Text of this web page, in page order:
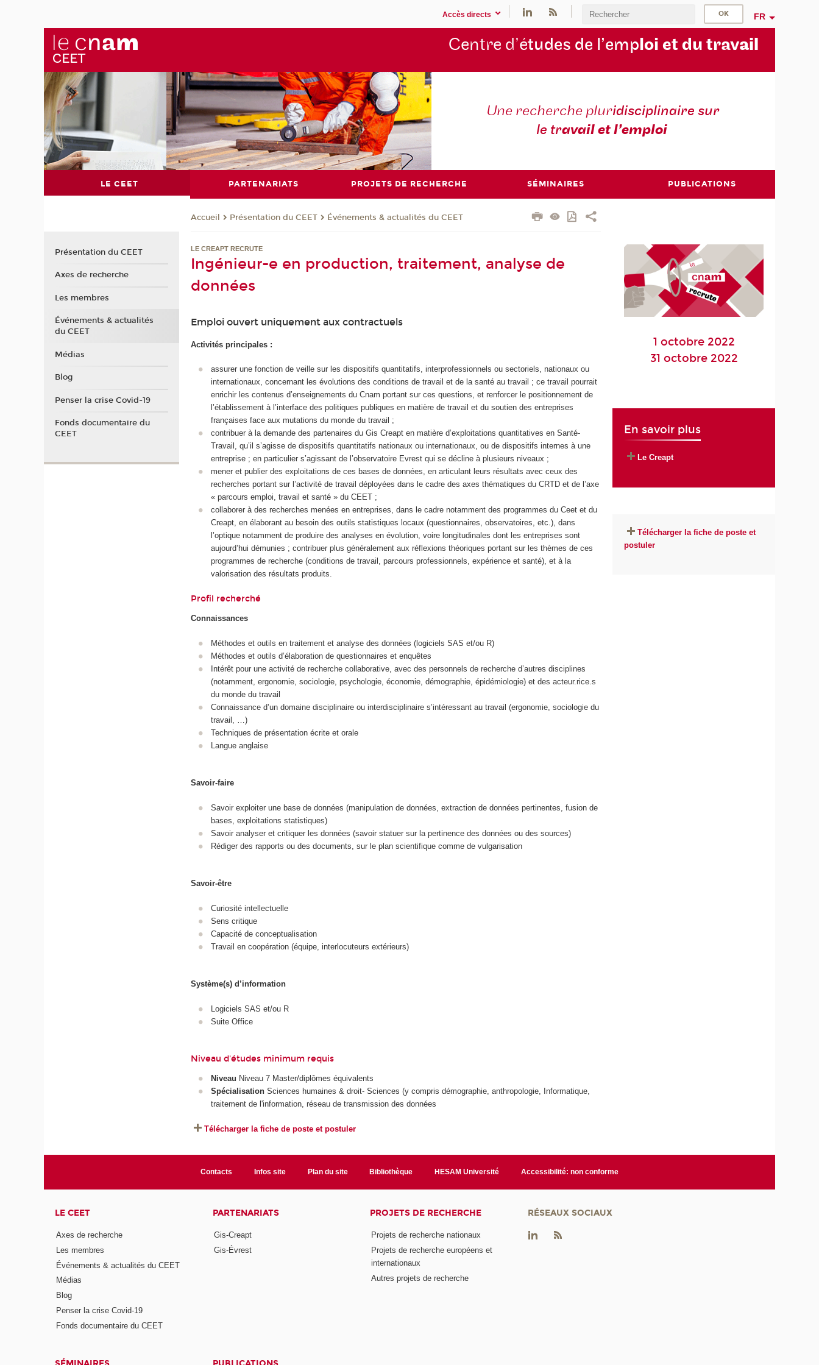
Accès directs FR
Centre d’études de l’emploi et du travail
Une recherche pluridisciplinaire sur
le travail et l’emploi
LE CEET PARTENARIATS PROJETS DE RECHERCHE SÉMINAIRES PUBLICATIONS
Accueil Présentation du CEET Événements & actualités du CEET
LE CREAPT RECRUTE
Ingénieur-e en production, traitement, analyse de
données
Emploi ouvert uniquement aux contractuels
Activités principales :
assurer une fonction de veille sur les dispositifs quantitatifs, interprofessionnels ou sectoriels, nationaux ou
internationaux, concernant les évolutions des conditions de travail et de la santé au travail ; ce travail pourrait
enrichir les contenus d’enseignements du Cnam portant sur ces questions, et renforcer le positionnement de
l’établissement à l’interface des politiques publiques en matière de travail et du soutien des entreprises
françaises face aux mutations du monde du travail ;
contribuer à la demande des partenaires du Gis Creapt en matière d’exploitations quantitatives en Santé-
Travail, qu’il s’agisse de dispositifs quantitatifs nationaux ou internationaux, ou de dispositifs internes à une
entreprise ; en particulier s’agissant de l’observatoire Evrest qui se décline à plusieurs niveaux ;
mener et publier des exploitations de ces bases de données, en articulant leurs résultats avec ceux des
recherches portant sur l’activité de travail déployées dans le cadre des axes thématiques du CRTD et de l’axe
« parcours emploi, travail et santé » du CEET ;
collaborer à des recherches menées en entreprises, dans le cadre notamment des programmes du Ceet et du
Creapt, en élaborant au besoin des outils statistiques locaux (questionnaires, observatoires, etc.), dans
l’optique notamment de produire des analyses en évolution, voire longitudinales dont les entreprises sont
aujourd’hui démunies ; contribuer plus généralement aux réflexions théoriques portant sur les thèmes de ces
programmes de recherche (conditions de travail, parcours professionnels, expérience et santé), et à la
valorisation des résultats produits.
Profil recherché
Connaissances
Méthodes et outils en traitement et analyse des données (logiciels SAS et/ou R)
Méthodes et outils d’élaboration de questionnaires et enquêtes
Intérêt pour une activité de recherche collaborative, avec des personnels de recherche d’autres disciplines
(notamment, ergonomie, sociologie, psychologie, économie, démographie, épidémiologie) et des acteur.rice.s
du monde du travail
Connaissance d’un domaine disciplinaire ou interdisciplinaire s’intéressant au travail (ergonomie, sociologie du
travail, …)
Techniques de présentation écrite et orale
Langue anglaise
Savoir-faire
Savoir exploiter une base de données (manipulation de données, extraction de données pertinentes, fusion de
bases, exploitations statistiques)
Savoir analyser et critiquer les données (savoir statuer sur la pertinence des données ou des sources)
Rédiger des rapports ou des documents, sur le plan scientifique comme de vulgarisation
Savoir-être
Curiosité intellectuelle
Sens critique
Capacité de conceptualisation
Travail en coopération (équipe, interlocuteurs extérieurs)
Système(s) d’information
Logiciels SAS et/ou R
Suite Office
Niveau d'études minimum requis
Niveau Niveau 7 Master/diplômes équivalents
Spécialisation Sciences humaines & droit- Sciences (y compris démographie, anthropologie, Informatique,
traitement de l'information, réseau de transmission des données
Télécharger la fiche de poste et postuler
1 octobre 2022
31 octobre 2022
En savoir plus
Le Creapt
Télécharger la fiche de poste et
postuler
Présentation du CEET
Axes de recherche
Les membres
Événements & actualités
du CEET
Médias
Blog
Penser la crise Covid-19
Fonds documentaire du
CEET
Contacts Infos site Plan du site Bibliothèque HESAM Université Accessibilité: non conforme
LE CEET
Axes de recherche
Les membres
Événements & actualités du CEET
Médias
Blog
Penser la crise Covid-19
Fonds documentaire du CEET
PARTENARIATS
Gis-Creapt
Gis-Évrest
PROJETS DE RECHERCHE
Projets de recherche nationaux
Projets de recherche européens et
internationaux
Autres projets de recherche
RÉSEAUX SOCIAUX